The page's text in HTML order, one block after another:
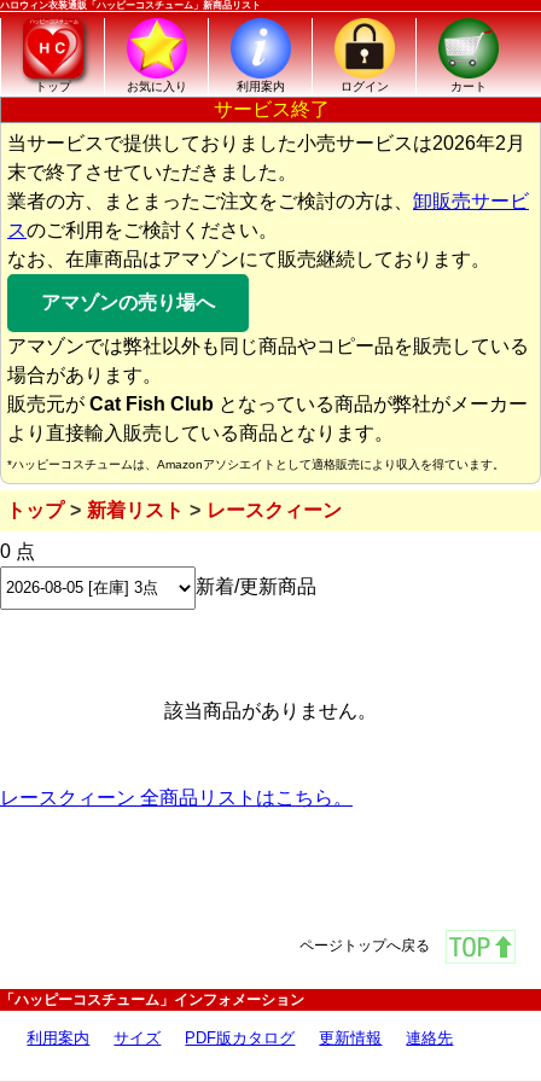
ハロウィン衣装通販「ハッピーコスチューム」新商品リスト
トップ お気に入り 利用案内 ログイン カート
サービス終了
当サービスで提供しておりました小売サービスは2026年2月
末で終了させていただきました。
業者の方、まとまったご注文をご検討の方は、 卸販売サービ
スのご利用をご検討ください。
なお、在庫商品はアマゾンにて販売継続しております。
アマゾンの売り場へ
アマゾンでは弊社以外も同じ商品やコピー品を販売している
場合があります。
販売元が Cat Fish Club となっている商品が弊社がメーカー
より直接輸入販売している商品となります。
*ハッピーコスチュームは、Amazonアソシエイトとして適格販売により収入を得ています。
トップ 新着リスト
レースクィーン
0 点
新着/更新商品
該当商品がありません。
レースクィーン 全商品リストはこちら。
ページトップへ戻る
「ハッピーコスチューム」インフォメーション
利用案内 サイズ PDF版カタログ 更新情報 連絡先